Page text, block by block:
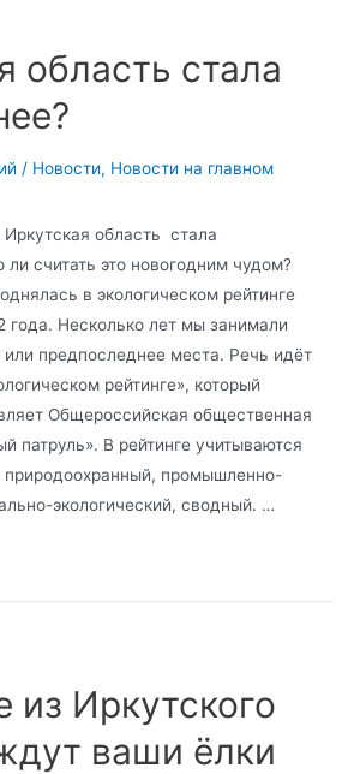
область стала
/ Новости, Новости на главном
область стала
считать это новогодним чудом?
в экологическом рейтинге
года. Несколько лет мы занимали
предпоследнее места. Речь идёт
рейтинге», который
Общероссийская общественная
патруль». В рейтинге учитываются
природоохранный, промышленно-
экологический, сводный. …
Иркутского
ваши ёлки